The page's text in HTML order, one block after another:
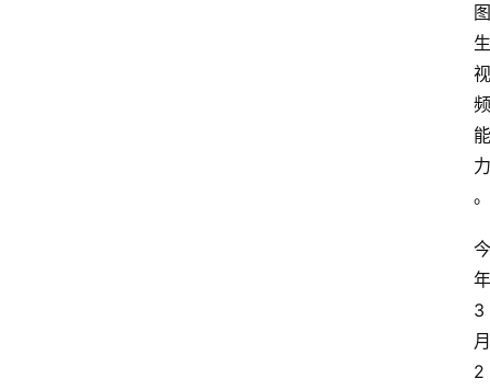
图
生
视
频
能
力
。
今
年
3
月
2